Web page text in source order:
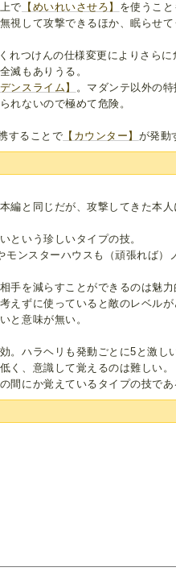
で 【めいれいさせろ】 を使うこと
視して攻撃できるほか、眠らせ
れつけんの仕様変更によりさら
滅もありうる。
ンスライム】 。マダンテ以外の
れないので極めて危険。
することで 【カウンター】 が発動
編と同じだが、攻撃してきた本人
という珍しいタイプの技。
ンスターハウスも（頑張れば）
手を減らすことができるのは魅力
えずに使っていると敵のレベルが
と意味が無い。
。ハラヘリも発動ごとに5と激しい
く、意識して覚えるのは難しい。
間にか覚えているタイプの技であ